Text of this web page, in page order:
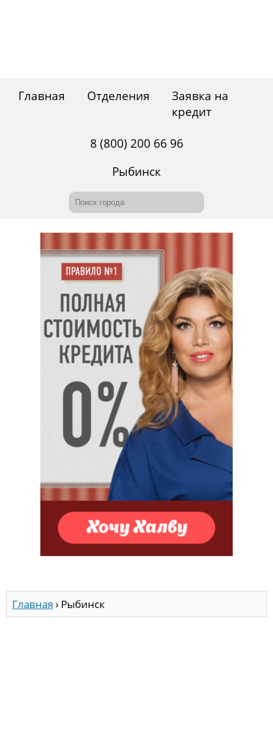
Главная Отделения
Заявка на
кредит
8 (800) 200 66 96
Рыбинск
Главная › Рыбинск